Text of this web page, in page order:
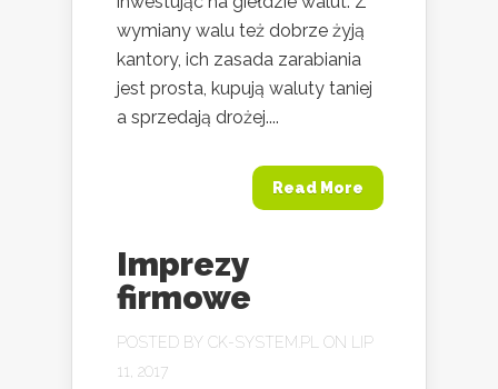
wymiany walu też dobrze żyją
kantory, ich zasada zarabiania
jest prosta, kupują waluty taniej
a sprzedają drożej....
Read More
Imprezy
firmowe
POSTED BY CK-SYSTEM.PL ON LIP
11, 2017